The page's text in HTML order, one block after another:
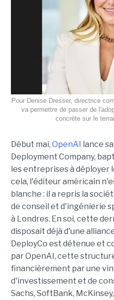
Pour Denise Dresser, directrice
va permettre de passer de
concrète sur le
Début mai, OpenAI lance
Deployment Company,
les entreprises à déployer
cela, l'éditeur américain
blanche : il a repris la
de conseil et d'ingénierie
à Londres. En soi, cette
disposait déjà d'une
DeployCo est détenue et
par OpenAI, cette
financièrement par une
d'investissement et de
Sachs, SoftBank,